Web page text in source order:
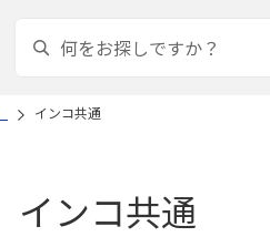
インコ共通
インコ共通